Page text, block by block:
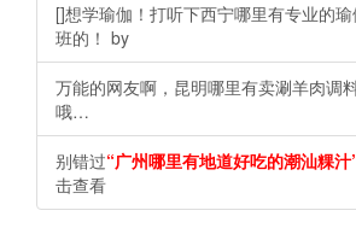
[]想学瑜伽！打听下西宁哪里有专业的
班的！ by
万能的网友啊，昆明哪里有卖涮羊肉调
哦…
别错过“广州哪里有地道好吃的潮汕粿汁
击查看